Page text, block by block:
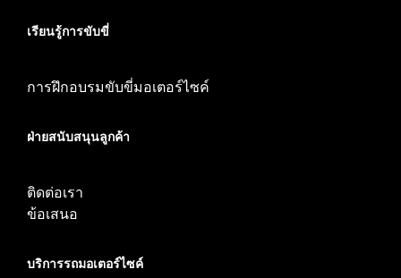
เรียนรู้การขับขี่
การฝึกอบรมขับขี่มอเตอร์ไซค์
ฝ่ายสนับสนุนลูกค้า
ติดต่อเรา
ข้อเสนอ
บริการรถมอเตอร์ไซค์​